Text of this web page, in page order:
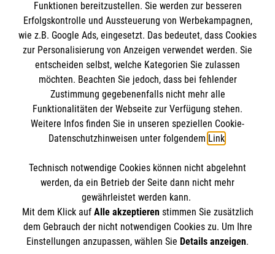
Informationen
Impressum
Ansprechpersonen
Datenschutz
Barrierefreiheit
Die Malteser
Malteser in Deutschland
Sharepoint
Spendenkonto
Empfänger: Malteser Hilfsdienst e.V.
Bank: Pax-Bank
IBAN: DE68370601201201210026
Der Malteser Hilfsdienst e.V. ist als eingetragene
Funktionen bereitzustellen. Sie werden zur besseren
Erfolgskontrolle und Aussteuerung von Werbekampagnen,
wie z.B. Google Ads, eingesetzt. Das bedeutet, dass Cookies
zur Personalisierung von Anzeigen verwendet werden. Sie
entscheiden selbst, welche Kategorien Sie zulassen
möchten. Beachten Sie jedoch, dass bei fehlender
Zustimmung gegebenenfalls nicht mehr alle
Funktionalitäten der Webseite zur Verfügung stehen.
Weitere Infos finden Sie in unseren speziellen Cookie-
Datenschutzhinweisen unter folgendem Link.
Technisch notwendige Cookies können nicht abgelehnt
werden, da ein Betrieb der Seite dann nicht mehr
gewährleistet werden kann.
Mit dem Klick auf Alle akzeptierenstimmen Sie zusätzlich
dem Gebrauch der nicht notwendigen Cookies zu. Um Ihre
Einstellungen anzupassen, wählen Sie Details anzeigen.